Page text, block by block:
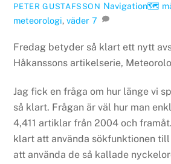
PETER GUSTAFSSON Navigation🗺
meteorologi,väder 7
Fredag betyder så klart ett nytt
Håkanssons artikelserie,
Jag fick en fråga om hur länge vi
så klart. Frågan är väl hur man
4,411 artiklar från 2004 och
klart att använda sökfunktionen
att använda de så kallade